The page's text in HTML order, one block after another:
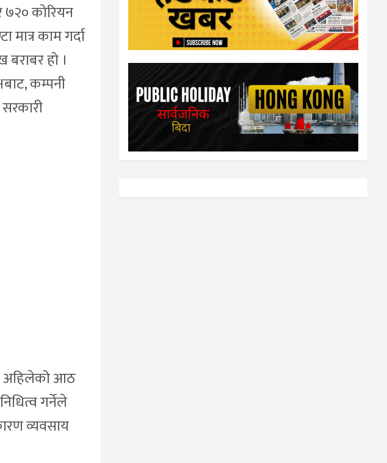
कोरियन
काम गर्दा
हो ।
कम्पनी
अहिलेको आठ
गर्नेले
व्यवसाय